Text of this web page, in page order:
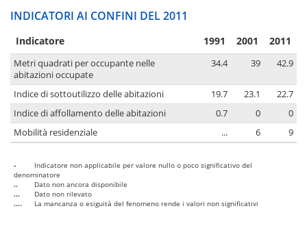
INDICATORI AI CONFINI DEL 2011
Indicatore 1991 2001 2011
Metri quadrati per occupante nelle
abitazioni occupate
34.4 39 42.9
Indice di sottoutilizzo delle abitazioni 19.7 23.1
22.7
Indice di affollamento delle abitazioni
0.7 0
0
Mobilità residenziale
... 6 9
-
Indicatore non applicabile per valore nullo o poco significativo del
denominatore
..
Dato non ancora disponibile
...
Dato non rilevato
....
La mancanza o esiguità del fenomeno rende i valori non significativi